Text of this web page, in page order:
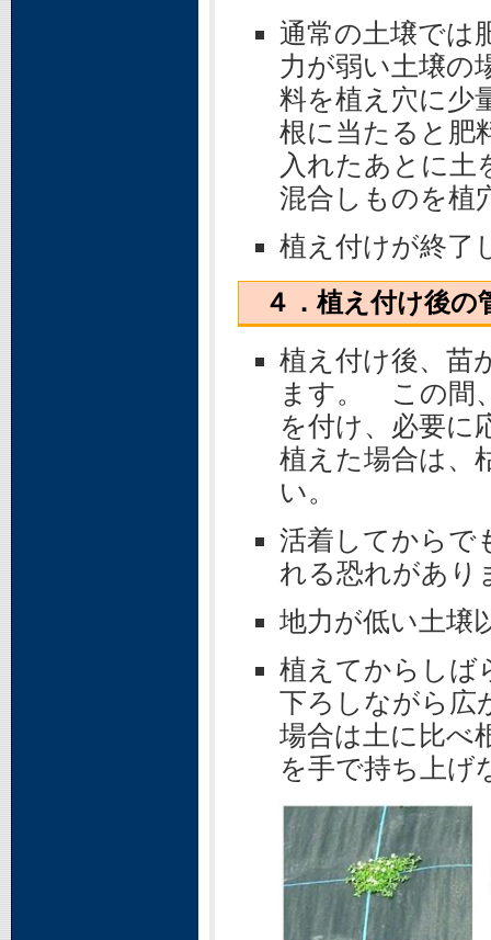
通常の土壌では
力が弱い土壌の
料を植え穴に少
根に当たると肥
入れたあとに土
混合しものを植
植え付けが終了
４．植え付け後の
植え付け後、苗
ます。 この間
を付け、必要
植えた場合は、
い。
活着してからで
れる恐れがあり
地力が低い土壌
植えてからしば
下ろしながら
場合は土に比べ
を手で持ち上げ